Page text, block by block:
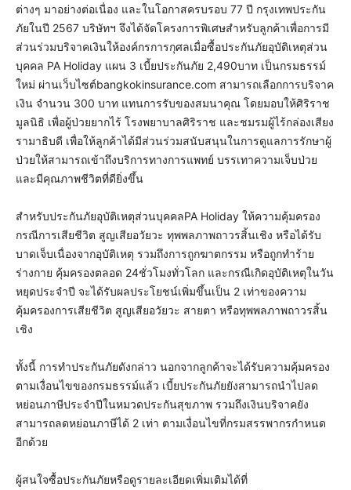
ต่างๆ มาอย่างต่อเนื่อง และในโอกาสครบรอบ 77 ปี กรุงเทพประกัน
ภัยในปี 2567 บริษัทฯ จึงได้จัดโครงการพิเศษสำหรับลูกค้าเพื่อการมี
ส่วนร่วมบริจาคเงินให้องค์กรการกุศลเมื่อซื้อประกันภัยอุบัติเหตุส่วน
บุคคล PA Holiday แผน 3 เบี้ยประกันภัย 2,490บาท เป็นกรมธรรม์
ใหม่ ผ่านเว็บไซต์bangkokinsurance.com สามารถเลือกการบริจาค
เงิน จำนวน 300 บาท แทนการรับของสมนาคุณ โดยมอบให้ศิริราช
มูลนิธิ เพื่อผู้ป่วยยากไร้ โรงพยาบาลศิริราช และชมรมผู้ไร้กล่องเสียง
รามาธิบดี เพื่อให้ลูกค้าได้มีส่วนร่วมสนับสนุนในการดูแลการรักษาผู้
ป่วยให้สามารถเข้าถึงบริการทางการแพทย์ บรรเทาความเจ็บป่วย
และมีคุณภาพชีวิตที่ดียิ่งขึ้น
สำหรับประกันภัยอุบัติเหตุส่วนบุคคลPA Holiday ให้ความคุ้มครอง
กรณีการเสียชีวิต สูญเสียอวัยวะ ทุพพลภาพถาวรสิ้นเชิง หรือได้รับ
บาดเจ็บเนื่องจากอุบัติเหตุ รวมถึงการถูกฆาตกรรม หรือถูกทำร้าย
ร่างกาย คุ้มครองตลอด 24ชั่วโมงทั่วโลก และกรณีเกิดอุบัติเหตุในวัน
หยุดประจำปี จะได้รับผลประโยชน์เพิ่มขึ้นเป็น 2 เท่าของความ
คุ้มครองการเสียชีวิต สูญเสียอวัยวะ สายตา หรือทุพพลภาพถาวรสิ้น
เชิง
ทั้งนี้ การทำประกันภัยดังกล่าว นอกจากลูกค้าจะได้รับความคุ้มครอง
ตามเงื่อนไขของกรมธรรม์แล้ว เบี้ยประกันภัยยังสามารถนำไปลด
หย่อนภาษีประจำปีในหมวดประกันสุขภาพ รวมถึงเงินบริจาคยัง
สามารถลดหย่อนภาษีได้ 2 เท่า ตามเงื่อนไขที่กรมสรรพากรกำหนด
อีกด้วย
ผู้สนใจซื้อประกันภัยหรือดูรายละเอียดเพิ่มเติมได้ที่